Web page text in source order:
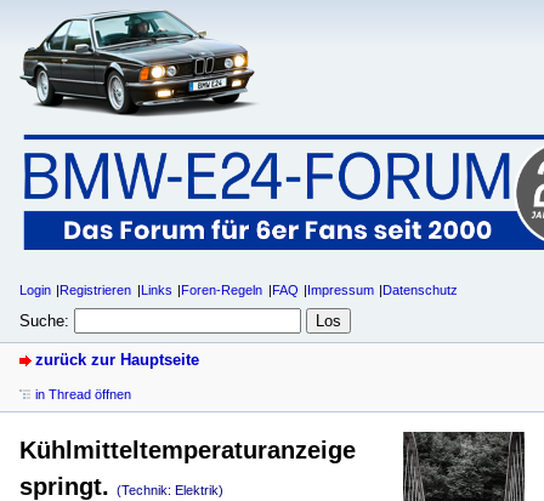
Login Registrieren Links Foren-Regeln FAQ Impressum Datenschutz
Suche:
zurück zur Hauptseite
in Thread öffnen
Kühlmitteltemperaturanzeige
springt. (Technik: Elektrik)